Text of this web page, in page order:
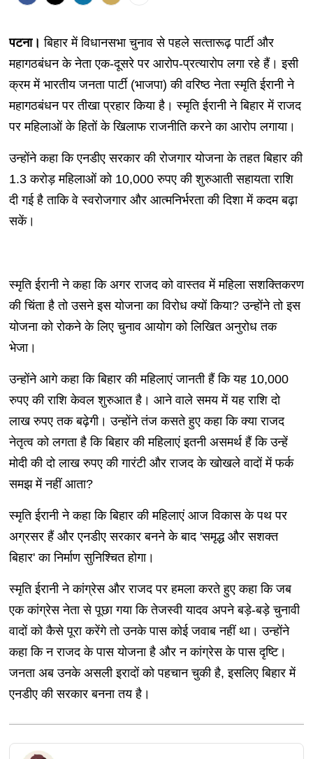
पटना।बिहार में विधानसभा चुनाव से पहले सत्‍तारूढ़ पार्टी और
महागठबंधन के नेता एक-दूसरे पर आरोप-प्रत्‍यारोप लगा रहे हैं। इसी
क्रम में भारतीय जनता पार्टी (भाजपा) की वरिष्ठ नेता स्मृति ईरानी ने
महागठबंधन पर तीखा प्रहार किया है। स्मृति ईरानी ने बिहार में राजद
पर महिलाओं के हितों के खिलाफ राजनीति करने का आरोप लगाया।
उन्होंने कहा कि एनडीए सरकार की रोजगार योजना के तहत बिहार की
1.3 करोड़ महिलाओं को 10,000 रुपए की शुरुआती सहायता राशि
दी गई है ताकि वे स्वरोजगार और आत्मनिर्भरता की दिशा में कदम बढ़ा
सकें।
स्मृति ईरानी ने कहा कि अगर राजद को वास्तव में महिला सशक्तिकरण
की चिंता है तो उसने इस योजना का विरोध क्यों किया? उन्होंने तो इस
योजना को रोकने के लिए चुनाव आयोग को लिखित अनुरोध तक
भेजा।
उन्होंने आगे कहा कि बिहार की महिलाएं जानती हैं कि यह 10,000
रुपए की राशि केवल शुरुआत है। आने वाले समय में यह राशि दो
लाख रुपए तक बढ़ेगी। उन्‍होंने तंज कसते हुए कहा कि क्या राजद
नेतृत्व को लगता है कि बिहार की महिलाएं इतनी असमर्थ हैं कि उन्हें
मोदी की दो लाख रुपए की गारंटी और राजद के खोखले वादों में फर्क
समझ में नहीं आता?
स्मृति ईरानी ने कहा कि बिहार की महिलाएं आज विकास के पथ पर
अग्रसर हैं और एनडीए सरकार बनने के बाद 'समृद्ध और सशक्त
बिहार' का निर्माण सुनिश्चित होगा।
स्मृति ईरानी ने कांग्रेस और राजद पर हमला करते हुए कहा कि जब
एक कांग्रेस नेता से पूछा गया कि तेजस्वी यादव अपने बड़े-बड़े चुनावी
वादों को कैसे पूरा करेंगे तो उनके पास कोई जवाब नहीं था। उन्‍होंने
कहा कि‍ न राजद के पास योजना है और न कांग्रेस के पास दृष्टि।
जनता अब उनके असली इरादों को पहचान चुकी है, इसलिए बिहार में
एनडीए की सरकार बनना तय है।